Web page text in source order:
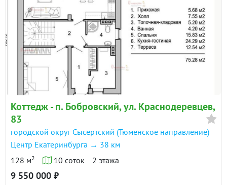
Коттедж - п. Бобровский, ул. Краснодеревцев,
83
городской округ Сысертский (Тюменское направление)
Центр Екатеринбурга → 38 км
128 м2 10 соток 2 этажа
9 550 000 ₽